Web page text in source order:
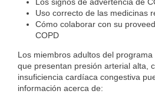
Los signos de advertencia de
Uso correcto de las medicinas
Cómo colaborar con su
COPD
Los miembros adultos del programa
que presentan presión arterial alta,
insuficiencia cardíaca congestiva
información acerca de: